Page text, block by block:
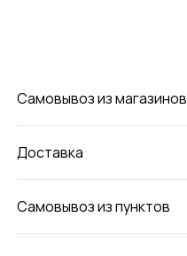
Самовывоз из магазинов
Доставка
Самовывоз из пунктов